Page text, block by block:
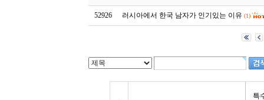
52926 러시아에서 한국 남자가 인기있는 이유 (1)